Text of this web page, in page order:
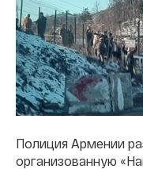
Полиция Армении
организованную